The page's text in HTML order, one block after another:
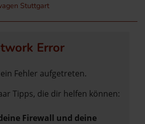
Stuttgart
Error
Fehler aufgetreten.
Tipps, die dir helfen können:
Firewall und deine